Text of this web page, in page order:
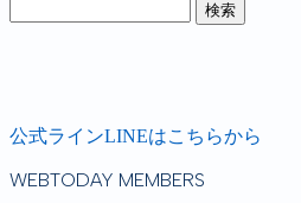
公式ラインLINEはこちらから
WEBTODAY MEMBERS